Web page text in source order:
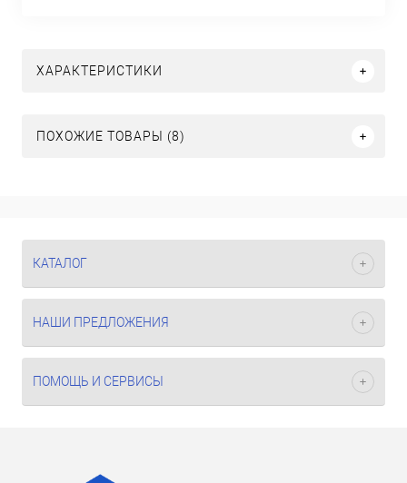
ХАРАКТЕРИСТИКИ
ПОХОЖИЕ ТОВАРЫ (8)
КАТАЛОГ
НАШИ ПРЕДЛОЖЕНИЯ
ПОМОЩЬ И СЕРВИСЫ